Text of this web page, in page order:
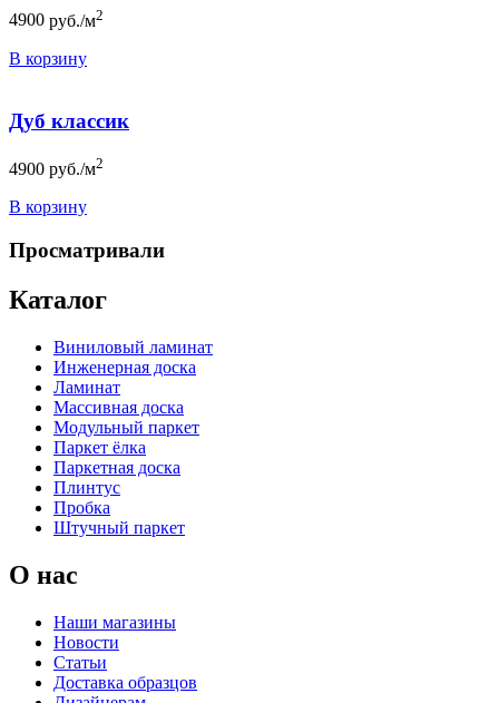
4900 руб./м2
В корзину
Дуб классик
4900 руб./м2
В корзину
Просматривали
Каталог
Виниловый ламинат
Инженерная доска
Ламинат
Массивная доска
Модульный паркет
Паркет ёлка
Паркетная доска
Плинтус
Пробка
Штучный паркет
О нас
Наши магазины
Новости
Статьи
Доставка образцов